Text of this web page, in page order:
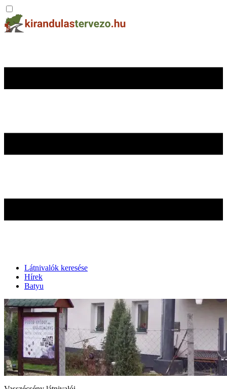
Látnivalók keresése
Hírek
Batyu